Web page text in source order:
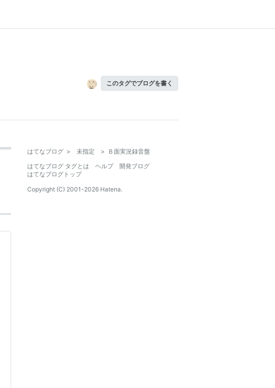
このタグでブログを書く
はてなブログ > 未指定 >
Ｂ面実況録音盤
はてなブログ タグとは
ヘルプ
開発ブログ
はてなブログトップ
Copyright (C) 2001-2026 Hatena.